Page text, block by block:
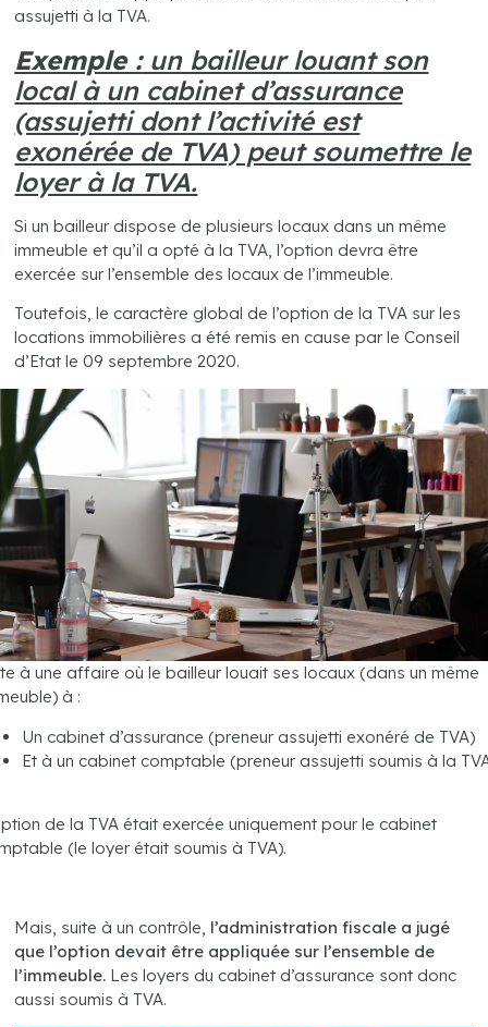
assujetti à la TVA.
Exemple :un bailleur louant son
local à un cabinet d’assurance
(assujetti dont l’activité est
exonérée de TVA) peut soumettre le
loyer à la TVA.
Si un bailleur dispose de plusieurs locaux dans un même
immeuble et qu’il a opté à la TVA, l’option devra être
exercée sur l’ensemble des locaux de l’immeuble.
Toutefois, le caractère global de l’option de la TVA sur les
locations immobilières a été remis en cause par le Conseil
d’Etat le 09 septembre 2020.
à une affaire où le bailleur louait ses locaux (dans un même
à :
Un cabinet d’assurance (preneur assujetti exonéré de TVA)
Et à un cabinet comptable (preneur assujetti soumis à la
de la TVA était exercée uniquement pour le cabinet
(le loyer était soumis à TVA).
Mais, suite à un contrôle, l’administration fiscale a jugé
que l’option devait être appliquée sur l’ensemble de
l’immeuble. Les loyers du cabinet d’assurance sont donc
aussi soumis à TVA.